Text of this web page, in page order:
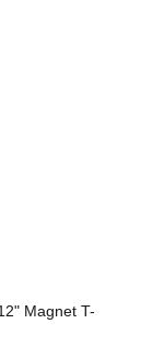
Magnet T-